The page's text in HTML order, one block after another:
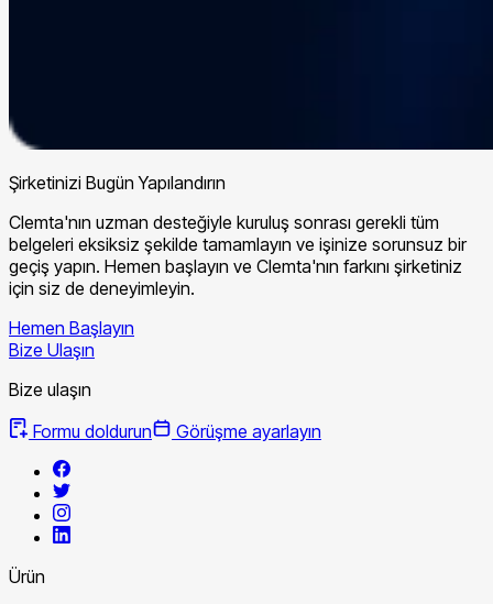
Şirketinizi Bugün Yapılandırın
Clemta'nın uzman desteğiyle kuruluş sonrası gerekli tüm
belgeleri eksiksiz şekilde tamamlayın ve işinize sorunsuz bir
geçiş yapın. Hemen başlayın ve Clemta'nın farkını şirketiniz
için siz de deneyimleyin.
Hemen Başlayın
Bize Ulaşın
Bize ulaşın
Formu doldurun
Görüşme ayarlayın
Ürün